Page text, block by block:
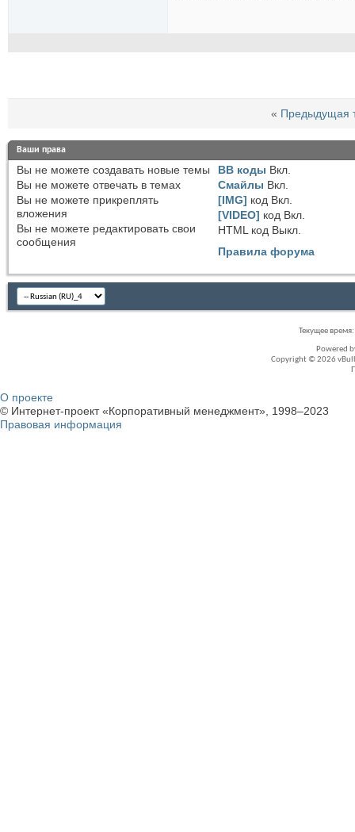
« Предыдущая
Ваши права
Вы не можете создавать новые темы
Вы не можете отвечать в темах
Вы не можете прикреплять
вложения
Вы не можете редактировать свои
сообщения
BB коды Вкл.
Смайлы Вкл.
[IMG] код Вкл.
[VIDEO] код Вкл.
HTML код Выкл.
Правила форума
Текущее время:
Powered
Copyright © 2026
О проекте
© Интернет-проект «Корпоративный менеджмент», 1998–2023
Правовая информация